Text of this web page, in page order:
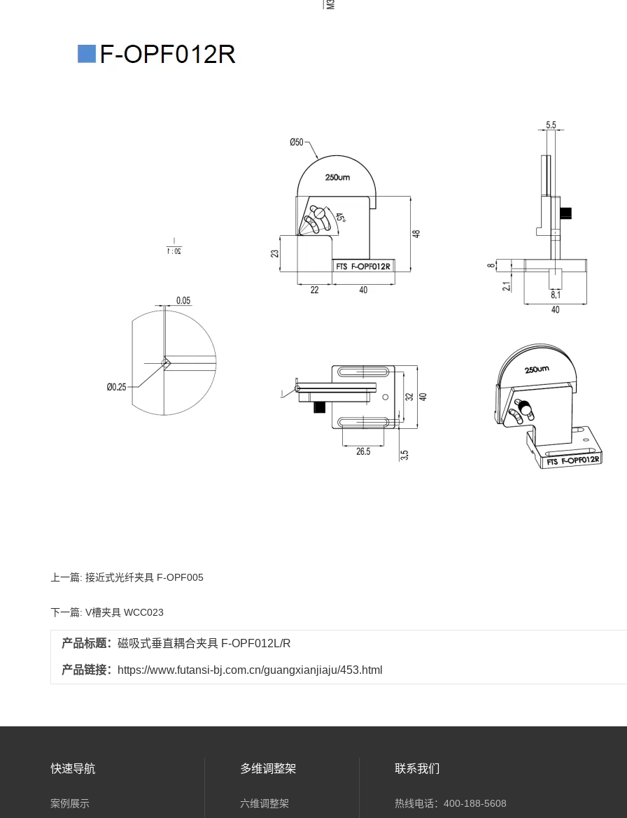
上一篇: 接近式光纤夹具 F-OPF005
下一篇: V槽夹具 WCC023
产品标题： 磁吸式垂直耦合夹具 F-OPF012L/R
产品链接： https://www.futansi-bj.com.cn/guangxianjiaju/453.html
快速导航
案例展示
多维调整架
六维调整架
联系我们
热线电话：400-188-5608